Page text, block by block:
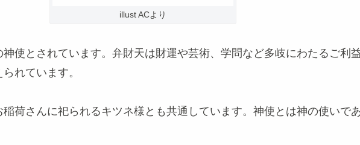
illust ACより
使とされています。弁財天は財運や芸術、学問など多岐にわたるご利
れています。
荷さんに祀られるキツネ様とも共通しています。神使とは神の使いで